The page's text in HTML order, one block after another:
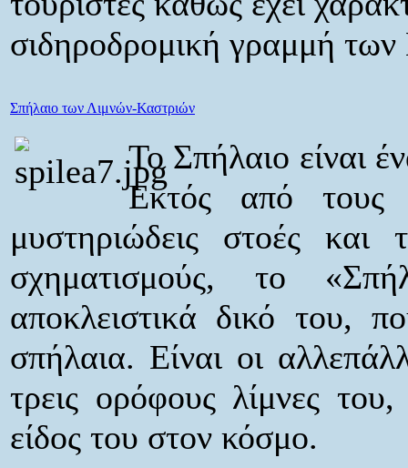
σιδηροδρομική γραμμή
Σπήλαιο των Λιμνών-Καστριών
Το Σπήλαιο είναι
Εκτός από τους
μυστηριώδεις στοές και
σχηματισμούς, το
αποκλειστικά δικό του,
σπήλαια. Είναι οι
τρεις ορόφους λίμνες
είδος του στον κόσμο.